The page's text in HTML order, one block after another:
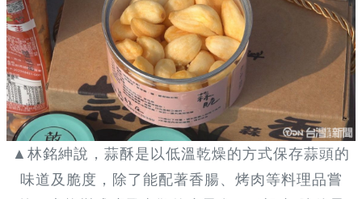
▲林銘紳說，蒜酥是以低溫乾燥的方式保存蒜頭的
味道及脆度，除了能配著香腸、烤肉等料理品嘗